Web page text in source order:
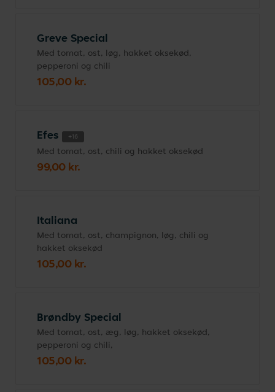
Greve Special
Med tomat, ost, løg, hakket oksekød,
pepperoni og chili
105,00 kr.
Efes +16
Med tomat, ost, chili og hakket oksekød
99,00 kr.
Italiana
Med tomat, ost, champignon, løg, chili og
hakket oksekød
105,00 kr.
Brøndby Special
Med tomat, ost, æg, løg, hakket oksekød,
pepperoni og chili,
105,00 kr.